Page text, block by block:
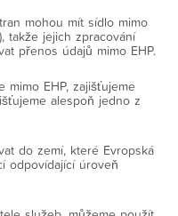
mohou mít sídlo mimo
takže jejich zpracování
přenos údajů mimo EHP.
mimo EHP, zajišťujeme
alespoň jedno z
do zemí, které Evropská
odpovídající úroveň